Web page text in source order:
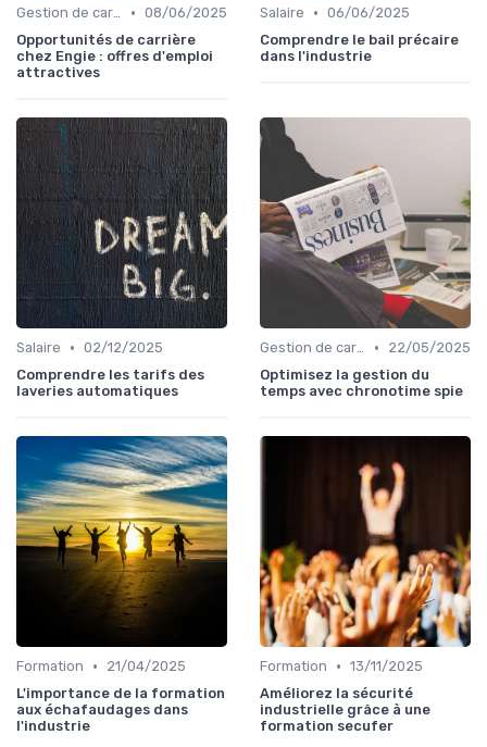
Gestion de carrière • 08/06/2025
Opportunités de carrière
chez Engie : offres d'emploi
attractives
Salaire • 06/06/2025
Comprendre le bail précaire
dans l'industrie
Salaire • 02/12/2025
Comprendre les tarifs des
laveries automatiques
Gestion de carrière •
22/05/2025
Optimisez la gestion du
temps avec chronotime spie
Formation •
21/04/2025
L'importance de la formation
aux échafaudages dans
l'industrie
Formation • 13/11/2025
Améliorez la sécurité
industrielle grâce à une
formation secufer